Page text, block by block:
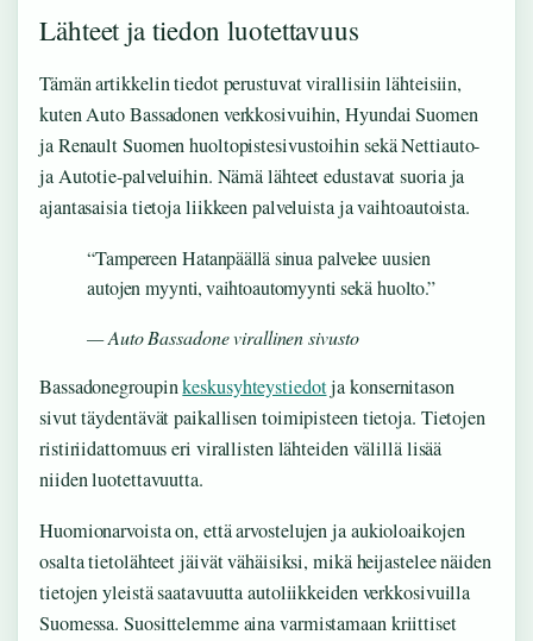
Lähteet ja tiedon luotettavuus
Tämän artikkelin tiedot perustuvat virallisiin lähteisiin,
kuten Auto Bassadonen verkkosivuihin, Hyundai Suomen
ja Renault Suomen huoltopistesivustoihin sekä Nettiauto-
ja Autotie-palveluihin. Nämä lähteet edustavat suoria ja
ajantasaisia tietoja liikkeen palveluista ja vaihtoautoista.
“Tampereen Hatanpäällä sinua palvelee uusien
autojen myynti, vaihtoautomyynti sekä huolto.”
— Auto Bassadone virallinen sivusto
Bassadonegroupinkeskusyhteystiedotja konsernitason
sivut täydentävät paikallisen toimipisteen tietoja. Tietojen
ristiriidattomuus eri virallisten lähteiden välillä lisää
niiden luotettavuutta.
Huomionarvoista on, että arvostelujen ja aukioloaikojen
osalta tietolähteet jäivät vähäisiksi, mikä heijastelee näiden
tietojen yleistä saatavuutta autoliikkeiden verkkosivuilla
Suomessa. Suosittelemme aina varmistamaan kriittiset